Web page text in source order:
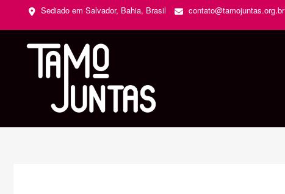
content
Sediado em Salvador, Bahia, Brasil contato@tamojuntas.org.br